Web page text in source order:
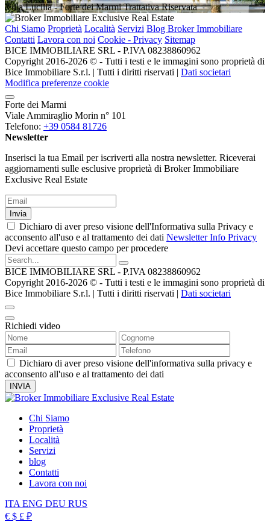
Villa Lucilla- Forte dei Marmi Trattativa Riservata
Chi Siamo Proprietà Località Servizi Blog Broker Immobiliare
Contatti Lavora con noi Cookie - Privacy Sitemap
BICE IMMOBILIARE SRL - P.IVA 08238860962
Copyright 2016-2026 ©️ - Tutti i testi e le immagini sono proprietà di
Bice Immobiliare S.r.l. | Tutti i diritti riservati | Dati societari
Modifica preferenze cookie
Forte dei Marmi
Viale Ammiraglio Morin n° 101
Telefono: +39 0584 81726
Newsletter
Inserisci la tua Email per iscriverti alla nostra newsletter. Riceverai
aggiornamenti sulle esclusive proprietà di Broker Immobiliare
Exclusive Real Estate
Invia
Dichiaro di aver preso visione dell'Informativa sulla Privacy e
acconsento all'uso e al trattamento dei dati Newsletter Info Privacy
Devi accettare questo campo per procedere
BICE IMMOBILIARE SRL - P.IVA 08238860962
Copyright 2016-2026 ©️ - Tutti i testi e le immagini sono proprietà di
Bice Immobiliare S.r.l. | Tutti i diritti riservati | Dati societari
Richiedi video
Dichiaro di aver preso visione dell'informativa sulla privacy e
acconsento all'uso e al trattamento dei dati
Chi Siamo
Proprietà
Località
Servizi
blog
Contatti
Lavora con noi
ITA ENG DEU RUS
€ $ £ ₽